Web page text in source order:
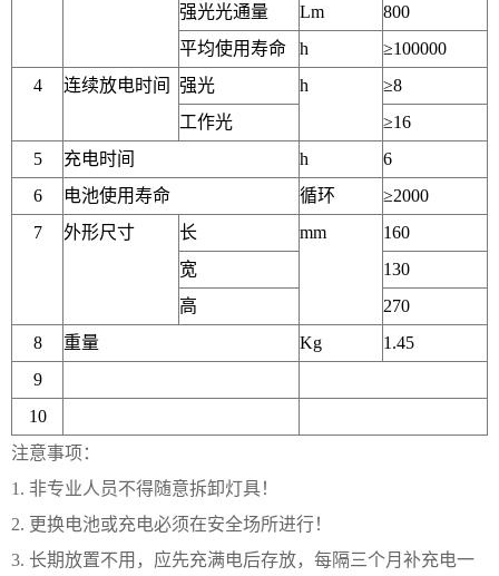
强光光通量
Lm
800
平均使用寿命
h ≥100000
4
连续放电时间 强光 h ≥8
工作光
≥16
5
充电时间 h
6
6
电池使用寿命 循环 ≥2000
7
外形尺寸 长 mm
160
宽
130
高
270
8
重量 Kg
1.45
9
10
注意事项：
1. 非专业人员不得随意拆卸灯具！
2. 更换电池或充电必须在安全场所进行！
3. 长期放置不用，应先充满电后存放，每隔三个月补充电一